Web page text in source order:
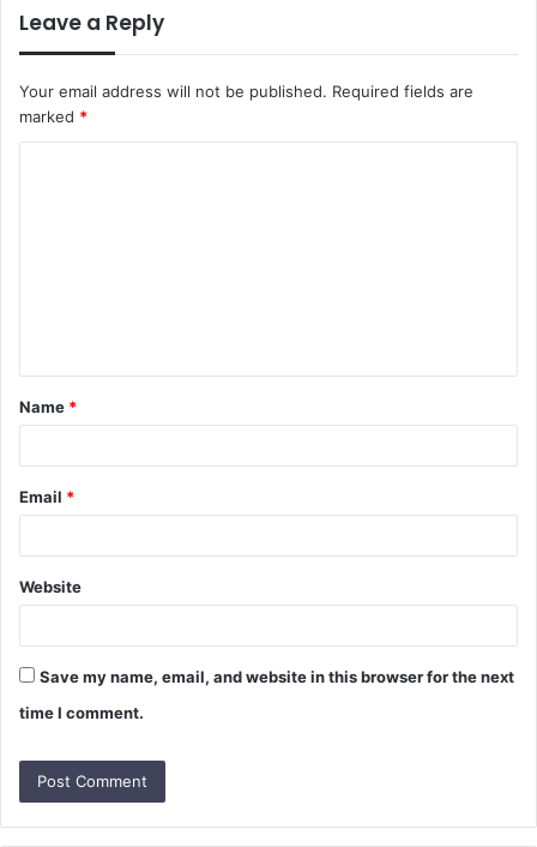
Leave a Reply
Your email address will not be published. Required fields are
marked *
t
*
Name *
Email *
Website
Save my name, email, and website in this browser for the next
time I comment.